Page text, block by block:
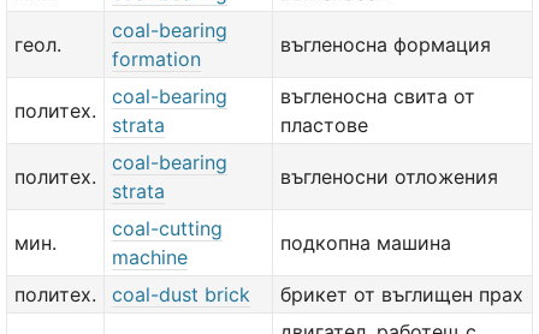
геол.
coal-bearing
formation
въгленосна формация
политех.
coal-bearing
strata
въгленосна свита от
пластове
политех.
coal-bearing
strata
въгленосни отложения
мин.
coal-cutting
machine
подкопна машина
политех. coal-dust brick
брикет от въглищен прах